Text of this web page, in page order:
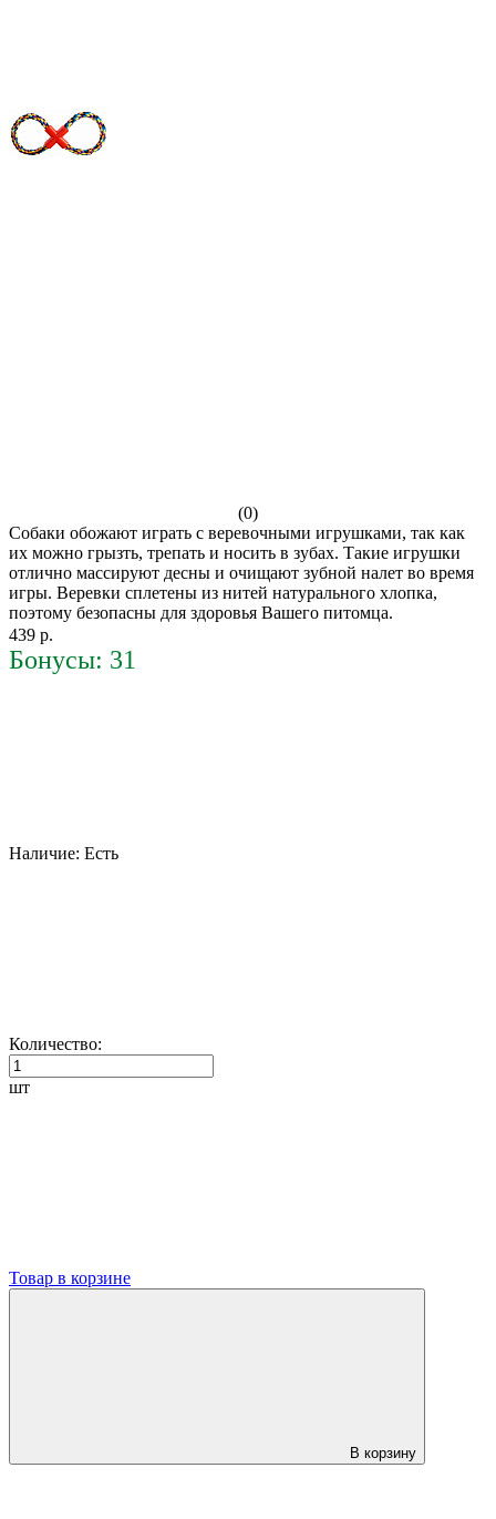
(0)
Собаки обожают играть с веревочными игрушками, так как
их можно грызть, трепать и носить в зубах. Такие игрушки
отлично массируют десны и очищают зубной налет во время
игры. Веревки сплетены из нитей натурального хлопка,
поэтому безопасны для здоровья Вашего питомца.
439 р.
Бонусы: 31
Наличие: Есть
Количество:
шт
Товар в корзине
В корзину